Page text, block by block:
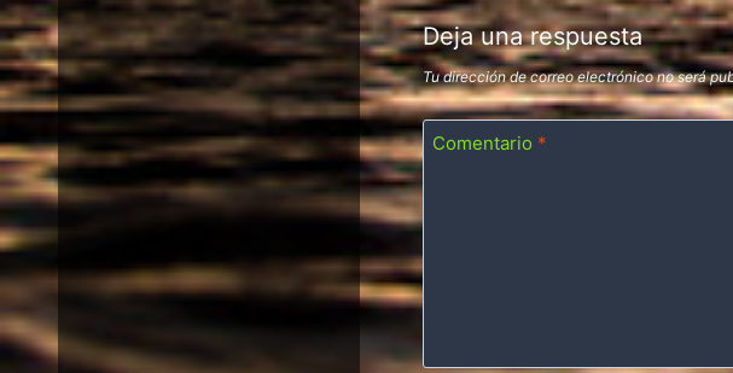
Deja una respuesta
Tu dirección de correo electrónico no será
Comentario *